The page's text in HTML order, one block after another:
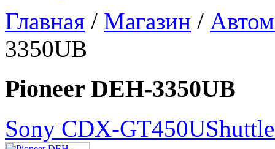
Главная / Магазин /
3350UB
Pioneer DEH-3350UB
Sony CDX-GT450U